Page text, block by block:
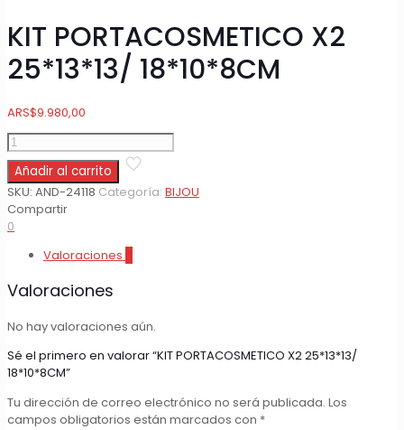
KIT PORTACOSMETICO X2
25*13*13/ 18*10*8CM
ARS$9.980,00
KIT
PORTACOSMETICO
X2
25*13*13/
18*10*8CM
cantidad
Añadir al carrito
SKU: AND-24118 Categoría: BIJOU
Compartir
0
Valoraciones
Valoraciones
No hay valoraciones aún.
Sé el primero en valorar “KIT PORTACOSMETICO X2 25*13*13/
18*10*8CM”
Tu dirección de correo electrónico no será publicada. Los
campos obligatorios están marcados con *